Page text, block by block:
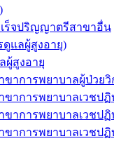
ร็จปริญญาตรีสาขาอื่น
แลผู้สูงอายุ)
ผู้สูงอายุ
าการพยาบาลผู้ป่วย
าการพยาบาลเวชป
าการพยาบาลเวชป
าการพยาบาลเวชป